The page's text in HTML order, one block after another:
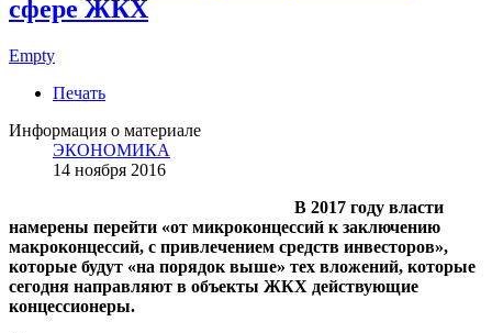
сфере ЖКХ
Empty
Печать
Информация о материале
ЭКОНОМИКА
14 ноября 2016
В 2017 году власти
намерены перейти «от микроконцессий к заключению
макроконцессий, с привлечением средств инвесторов»,
которые будут «на порядок выше» тех вложений, которые
сегодня направляют в объекты ЖКХ действующие
концессионеры.